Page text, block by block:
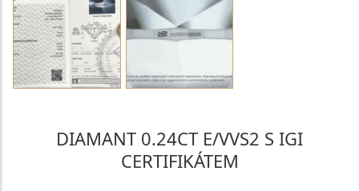
DIAMANT 0.24CT E/VVS2 S IGI
CERTIFIKÁTEM